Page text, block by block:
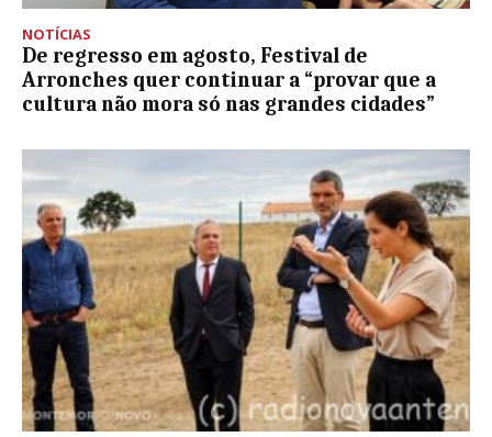
NOTÍCIAS
De regresso em agosto, Festival de
Arronches quer continuar a “provar que a
cultura não mora só nas grandes cidades”